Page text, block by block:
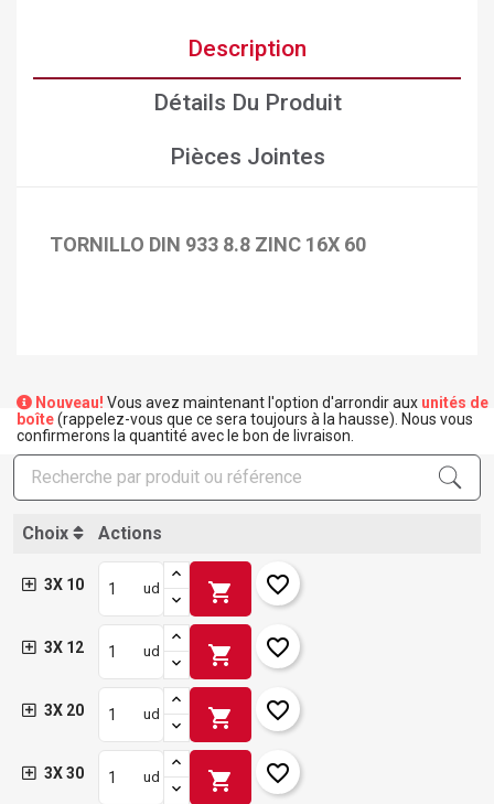
Description
Détails Du Produit
Pièces Jointes
TORNILLO DIN 933 8.8 ZINC 16X 60
Nouveau! Vous avez maintenant l'option d'arrondir aux unités de
boîte(rappelez-vous que ce sera toujours à la hausse). Nous vous
confirmerons la quantité avec le bon de livraison.
Choix Actions
3X 10 ud shopping_cart favorite_border
3X 12 ud shopping_cart favorite_border
3X 20 ud shopping_cart favorite_border
3X 30 ud shopping_cart favorite_border